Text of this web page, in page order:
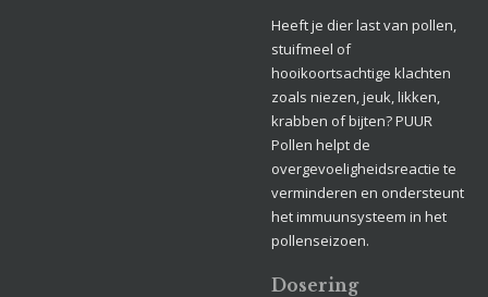
Heeft je dier last van pollen,
stuifmeel of
hooikoortsachtige klachten
zoals niezen, jeuk, likken,
krabben of bijten? PUUR
Pollen helpt de
overgevoeligheidsreactie te
verminderen en ondersteunt
het immuunsysteem in het
pollenseizoen.
Dosering